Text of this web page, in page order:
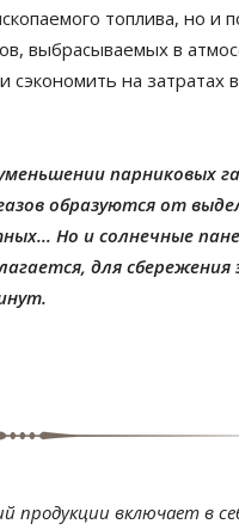
топлива, но и
выбрасываемых в
сэкономить на затратах
парниковых
образуются от
Но и солнечные
для сбережения
продукции включает в